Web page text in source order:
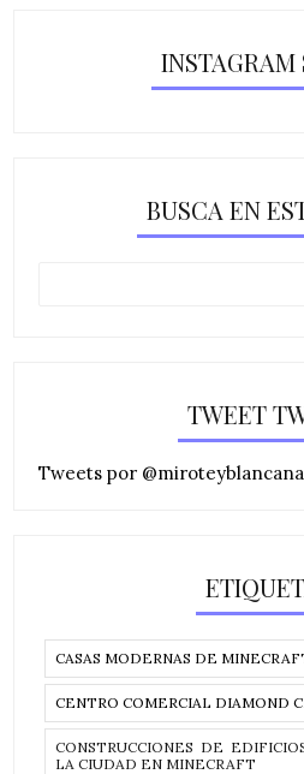
INSTAGRAM
BUSCA EN
TWEET
Tweets por @miroteyblancana
CASAS MODERNAS DE
CENTRO COMERCIAL DIAMOND
CONSTRUCCIONES DE
LA CIUDAD EN MINECRAFT